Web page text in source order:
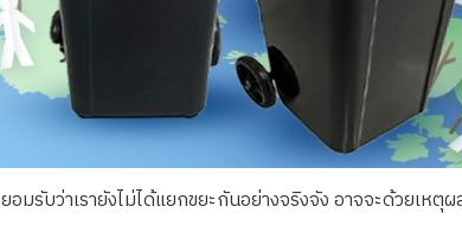
รับว่าเรายังไม่ได้แยกขยะกันอย่างจริงจัง อาจจะด้วยเหตุ